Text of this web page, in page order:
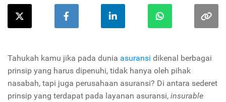
Tahukah kamu jika pada dunia asuransi dikenal berbagai
prinsip yang harus dipenuhi, tidak hanya oleh pihak
nasabah, tapi juga perusahaan asuransi? Di antara sederet
prinsip yang terdapat pada layanan asuransi, insurable